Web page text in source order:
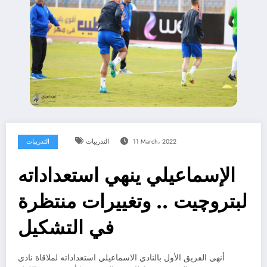
التدريبات التدريبات 11 March، 2022
الإسماعيلي ينهي استعداداته
لبتروچيت .. وتغييرات منتظرة
في التشكيل
أنهى الفريق الأول بالنادي الاسماعيلي استعداداته لملاقاة نادي